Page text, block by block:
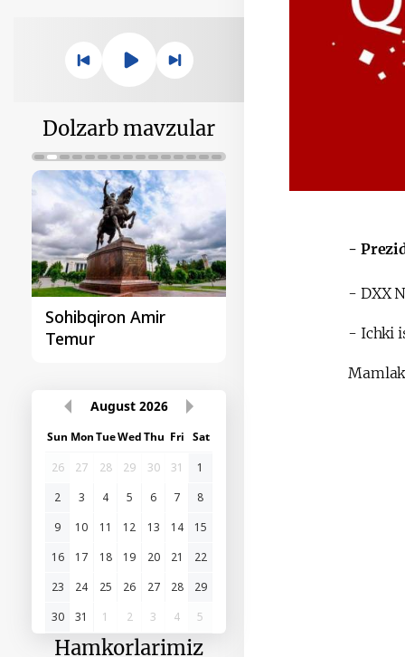
Dolzarb mavzular
Sohibqiron Amir
Temur
Paragvay
August 2026
Sun MonTueWedThu Fri Sat
26
27 28 29 30 31
1
2
3 4 5 6 7
8
9
10 11 12 13 14
15
16
17 18 19 20 21
22
23
24 25 26 27 28
29
30
31 1 2 3 4 5
Hamkorlarimiz
-
- DXX
- Ichki